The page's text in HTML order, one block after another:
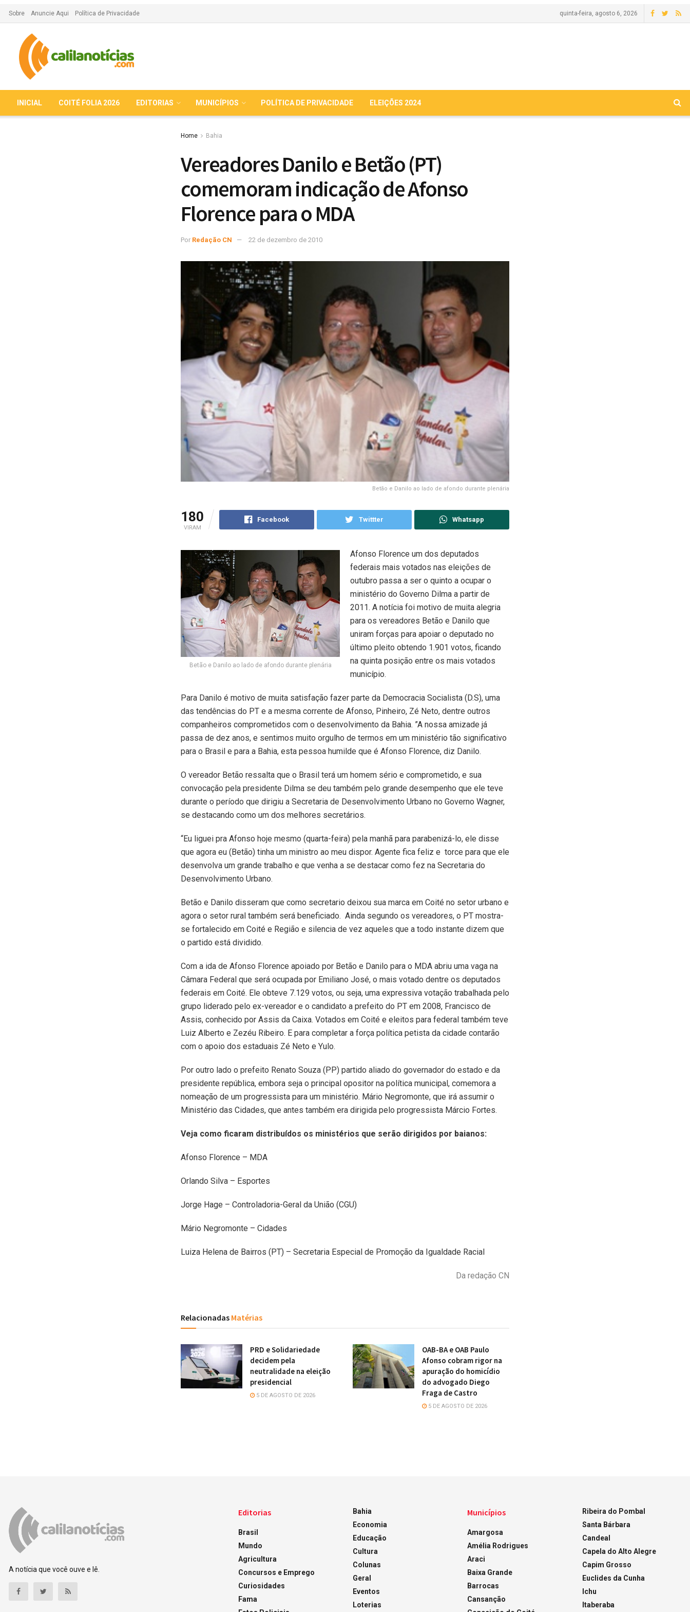
Sobre Anuncie Aqui Política de Privacidade quinta-feira, agosto 6, 2026
INICIAL COITÉ FOLIA 2026 EDITORIAS MUNICÍPIOS POLÍTICA DE PRIVACIDADE ELEIÇÕES 2024
Home Bahia
Vereadores Danilo e Betão (PT)
comemoram indicação de Afonso
Florence para o MDA
Por Redação CN 22 de dezembro de 2010
Betão e Danilo ao lado de afondo durante plenária
180
VIRAM
Facebook Twittter Whatsapp
Betão e Danilo ao lado de afondo durante plenária
Afonso Florence um dos deputados
federais mais votados nas eleições de
outubro passa a ser o quinto a ocupar o
ministério do Governo Dilma a partir de
2011. A notícia foi motivo de muita alegria
para os vereadores Betão e Danilo que
uniram forças para apoiar o deputado no
último pleito obtendo 1.901 votos, ficando
na quinta posição entre os mais votados
município.
Para Danilo é motivo de muita satisfação fazer parte da Democracia Socialista (D.S), uma
das tendências do PT e a mesma corrente de Afonso, Pinheiro, Zé Neto, dentre outros
companheiros comprometidos com o desenvolvimento da Bahia. ”A nossa amizade já
passa de dez anos, e sentimos muito orgulho de termos em um ministério tão significativo
para o Brasil e para a Bahia, esta pessoa humilde que é Afonso Florence, diz Danilo.
O vereador Betão ressalta que o Brasil terá um homem sério e comprometido, e sua
convocação pela presidente Dilma se deu também pelo grande desempenho que ele teve
durante o período que dirigiu a Secretaria de Desenvolvimento Urbano no Governo Wagner,
se destacando como um dos melhores secretários.
“Eu liguei pra Afonso hoje mesmo (quarta-feira) pela manhã para parabenizá-lo, ele disse
que agora eu (Betão) tinha um ministro ao meu dispor. Agente fica feliz e torce para que ele
desenvolva um grande trabalho e que venha a se destacar como fez na Secretaria do
Desenvolvimento Urbano.
Betão e Danilo disseram que como secretario deixou sua marca em Coité no setor urbano e
agora o setor rural também será beneficiado. Ainda segundo os vereadores, o PT mostra-
se fortalecido em Coité e Região e silencia de vez aqueles que a todo instante dizem que
o partido está dividido.
Com a ida de Afonso Florence apoiado por Betão e Danilo para o MDA abriu uma vaga na
Câmara Federal que será ocupada por Emiliano José, o mais votado dentre os deputados
federais em Coité. Ele obteve 7.129 votos, ou seja, uma expressiva votação trabalhada pelo
grupo liderado pelo ex-vereador e o candidato a prefeito do PT em 2008, Francisco de
Assis, conhecido por Assis da Caixa. Votados em Coité e eleitos para federal também teve
Luiz Alberto e Zezéu Ribeiro. E para completar a força política petista da cidade contarão
com o apoio dos estaduais Zé Neto e Yulo.
Por outro lado o prefeito Renato Souza (PP) partido aliado do governador do estado e da
presidente república, embora seja o principal opositor na política municipal, comemora a
nomeação de um progressista para um ministério. Mário Negromonte, que irá assumir o
Ministério das Cidades, que antes também era dirigida pelo progressista Márcio Fortes.
Veja como ficaram distribuídos os ministérios que serão dirigidos por baianos:
Afonso Florence – MDA
Orlando Silva – Esportes
Jorge Hage – Controladoria-Geral da União (CGU)
Mário Negromonte – Cidades
Luiza Helena de Bairros (PT) – Secretaria Especial de Promoção da Igualdade Racial
Da redação CN
Relacionadas Matérias
PRD e Solidariedade
decidem pela
neutralidade na eleição
presidencial
5 DE AGOSTO DE 2026
OAB-BA e OAB Paulo
Afonso cobram rigor na
apuração do homicídio
do advogado Diego
Fraga de Castro
5 DE AGOSTO DE 2026
A notícia que você ouve e lê.
Editorias
Brasil
Mundo
Agricultura
Concursos e Emprego
Curiosidades
Fama
Bahia
Economia
Educação
Cultura
Colunas
Geral
Eventos
Loterias
Municípios
Amargosa
Amélia Rodrigues
Araci
Baixa Grande
Barrocas
Cansanção
Ribeira do Pombal
Santa Bárbara
Candeal
Capela do Alto Alegre
Capim Grosso
Euclides da Cunha
Ichu
Itaberaba